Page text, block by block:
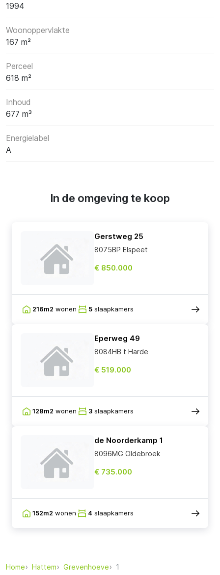
1994
Woonoppervlakte
167 m²
Perceel
618 m²
Inhoud
677 m³
Energielabel
A
In de omgeving te koop
Gerstweg 25
8075BP Elspeet
€ 850.000
216m2 wonen 5 slaapkamers
Eperweg 49
8084HB t Harde
€ 519.000
128m2 wonen 3 slaapkamers
de Noorderkamp 1
8096MG Oldebroek
€ 735.000
152m2 wonen 4 slaapkamers
Home Hattem Grevenhoeve 1